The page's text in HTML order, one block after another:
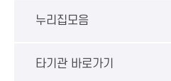
누리집모음
타기관 바로가기